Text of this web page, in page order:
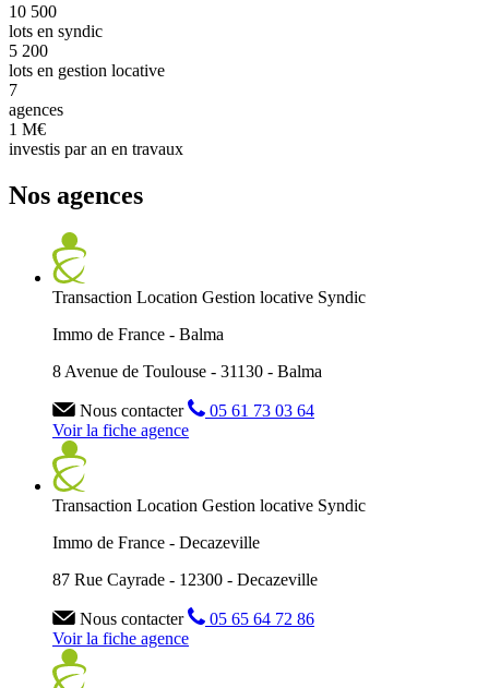
10 500
lots en syndic
5 200
lots en gestion locative
7
agences
1 M€
investis par an en travaux
Nos agences
Transaction Location Gestion locative Syndic
Immo de France - Balma
8 Avenue de Toulouse - 31130 - Balma
Nous contacter
05 61 73 03 64
Voir la fiche agence
Transaction Location Gestion locative Syndic
Immo de France - Decazeville
87 Rue Cayrade - 12300 - Decazeville
Nous contacter
05 65 64 72 86
Voir la fiche agence